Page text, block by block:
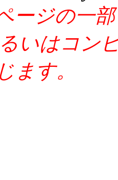
ージの一
いはコン
ます。